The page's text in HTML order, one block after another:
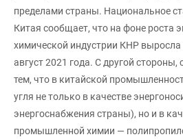
пределами страны. Национальное
Китая сообщает, что на фоне роста
химической индустрии КНР выросла
август 2021 года. С другой стороны,
тем, что в китайской
угля не только в качестве
энергоснабжения страны), но и в
промышленной химии —